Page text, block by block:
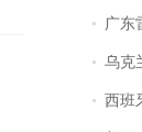
广东雷州
乌克兰
西班牙飞地